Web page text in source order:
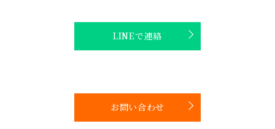
LINEで連絡
お問い合わせ